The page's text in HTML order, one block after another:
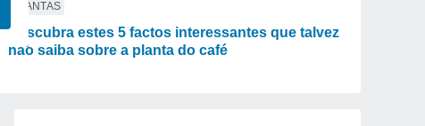
PLANTAS
Descubra estes 5 factos interessantes que talvez
não saiba sobre a planta do café